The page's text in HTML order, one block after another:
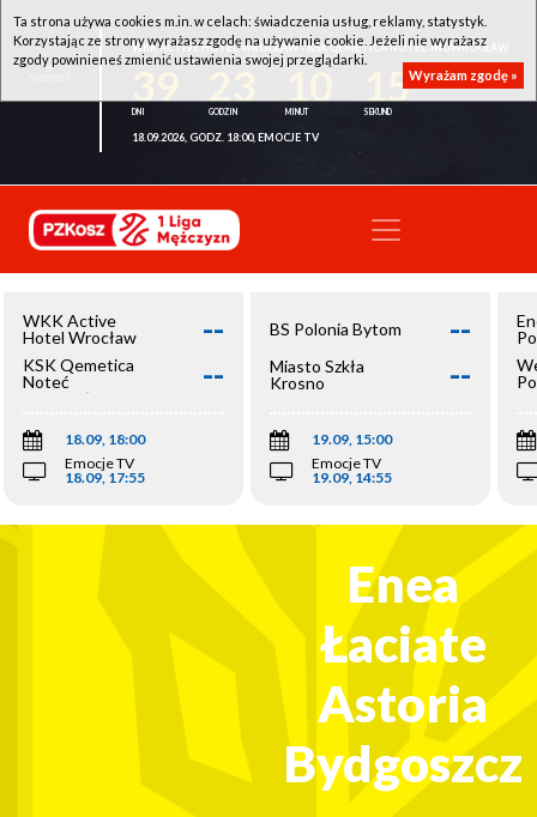
WKK ACTIVE HOTEL WROCŁAW - KSK QEMETICA NOTEĆ INOWROCŁAW
15
18.09.2026, GODZ. 18:00, EMOCJE TV
WKK Active
Hotel Wrocław
--
KSK Qemetica
Noteć
Inowrocław
--
18.09, 18:00
Emocje TV
18.09, 17:55
BS Polonia Bytom --
Miasto Szkła
Krosno
--
19.09, 15:00
Emocje TV
19.09, 14:55
Enea
Łaciate
Astoria
Bydgoszcz
Ta strona używa cookies m.in. w celach: świadczenia usług, reklamy, statystyk.
Korzystając ze strony wyrażasz zgodę na używanie cookie. Jeżeli nie wyrażasz
zgody powinieneś zmienić ustawienia swojej przeglądarki.
Wyrażam zgodę »